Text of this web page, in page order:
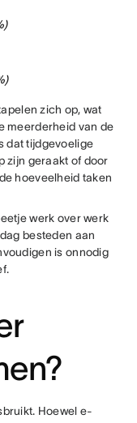
zich op, wat
meerderheid van de
dat tijdgevoelige
zijn geraakt of door
hoeveelheid taken
werk over werk
besteden aan
is onnodig
Hoewel e-